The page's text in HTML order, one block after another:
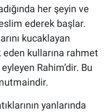
her şeyin ve
ederek başlar.
kucaklayan
kullarına rahmet
Rahim’dir. Bu
yanlarında